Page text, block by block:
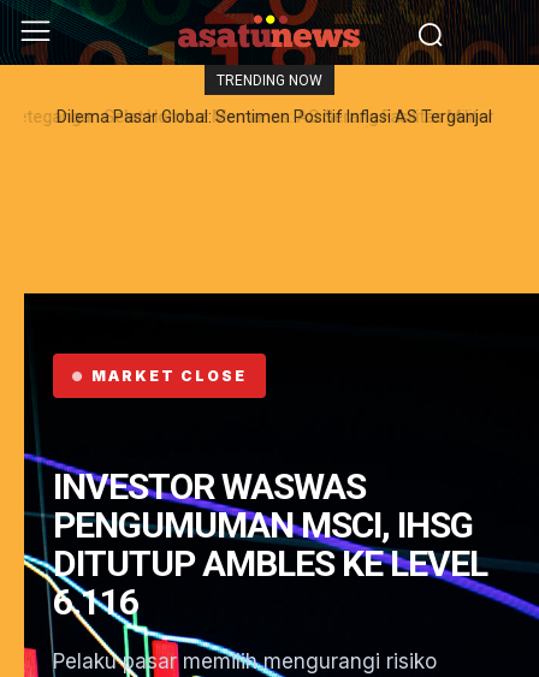
TRENDING NOW
Dilema Pasar Global: Sentimen Positif Inflasi AS Terganjal
MARKET CLOSE
INVESTOR WASWAS
PENGUMUMAN MSCI, IHSG
DITUTUP AMBLES KE LEVEL
6.116
Pelaku pasar memilih mengurangi risiko